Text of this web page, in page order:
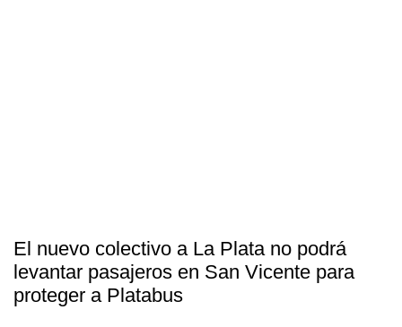
El nuevo colectivo a La Plata no podrá
levantar pasajeros en San Vicente para
proteger a Platabus